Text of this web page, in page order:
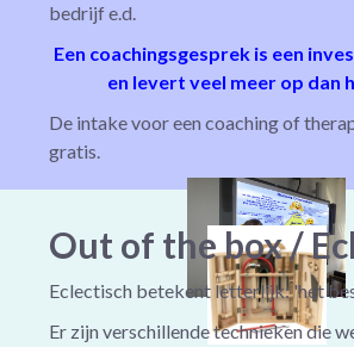
bedrijf e.d.
Een coachingsgesprek is een
en levert veel meer op dan
De intake voor een coaching of
gratis.
Out of the box /
Eclectisch betekent letterlijk: 'het
Er zijn verschillende technieken die